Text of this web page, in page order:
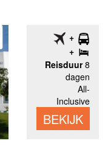
Reisduur8
dagen
All-
Inclusive
BEKIJK